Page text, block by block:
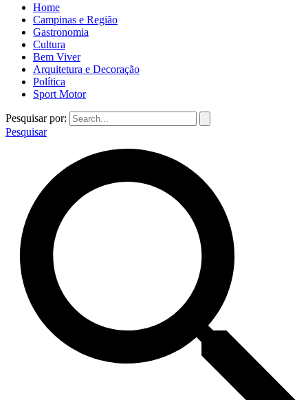
Home
Campinas e Região
Gastronomia
Cultura
Bem Viver
Arquitetura e Decoração
Política
Sport Motor
Pesquisar por:
Pesquisar